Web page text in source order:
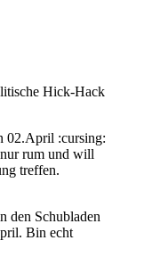
Hick-Hack
02.April :cursing:
rum und will
treffen.
den Schubladen
Bin echt